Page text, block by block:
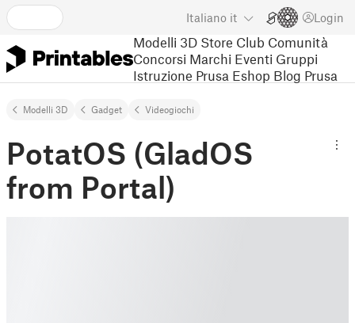
Italiano it Login
Modelli 3D Store Club Comunità
Concorsi Marchi Eventi Gruppi
Istruzione Prusa Eshop Blog Prusa
Modelli 3D Gadget Videogiochi
PotatOS (GladOS
from Portal)